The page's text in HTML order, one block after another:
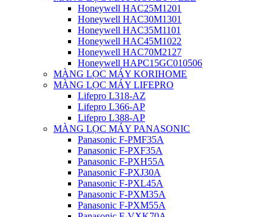
Honeywell HAC25M1201
Honeywell HAC30M1301
Honeywell HAC35M1101
Honeywell HAC45M1022
Honeywell HAC70M2127
Honeywell HAPC15GC010506
MÀNG LỌC MÁY KORIHOME
MÀNG LỌC MÁY LIFEPRO
Lifepro L318-AZ
Lifepro L366-AP
Lifepro L388-AP
MÀNG LỌC MÁY PANASONIC
Panasonic F-PMF35A
Panasonic F-PXF35A
Panasonic F-PXH55A
Panasonic F-PXJ30A
Panasonic F-PXL45A
Panasonic F-PXM35A
Panasonic F-PXM55A